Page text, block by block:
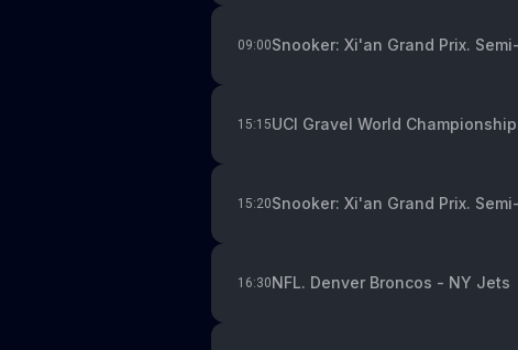
09:00Snooker: Xi'an Grand Prix.
15:15UCI Gravel World
15:20Snooker: Xi'an Grand Prix.
16:30NFL. Denver Broncos - NY Jets